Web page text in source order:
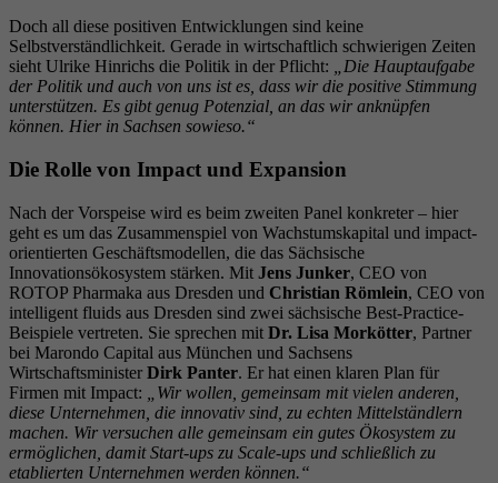
Doch all diese positiven Entwicklungen sind keine
Selbstverständlichkeit. Gerade in wirtschaftlich schwierigen Zeiten
sieht Ulrike Hinrichs die Politik in der Pflicht:
„Die Hauptaufgabe
der Politik und auch von uns ist es, dass wir die positive Stimmung
unterstützen. Es gibt genug Potenzial, an das wir anknüpfen
können. Hier in Sachsen sowieso.“
Die Rolle von Impact und Expansion
Nach der Vorspeise wird es beim zweiten Panel konkreter – hier
geht es um das Zusammenspiel von Wachstumskapital und impact-
orientierten Geschäftsmodellen, die das Sächsische
Innovationsökosystem stärken. Mit Jens Junker, CEO von
ROTOP Pharmaka aus Dresden und Christian Römlein, CEO von
intelligent fluids aus Dresden sind zwei sächsische Best-Practice-
Beispiele vertreten. Sie sprechen mit Dr. Lisa Morkötter, Partner
bei Marondo Capital aus München und Sachsens
Wirtschaftsminister Dirk Panter. Er hat einen klaren Plan für
Firmen mit Impact:
„Wir wollen, gemeinsam mit vielen anderen,
diese Unternehmen, die innovativ sind, zu echten Mittelständlern
machen. Wir versuchen alle gemeinsam ein gutes Ökosystem zu
ermöglichen, damit Start-ups zu Scale-ups und schließlich zu
etablierten Unternehmen werden können.“